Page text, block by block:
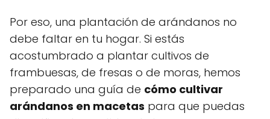
Por eso, una plantación de arándanos no
debe faltar en tu hogar. Si estás
acostumbrado a plantar cultivos de
frambuesas, de fresas o de moras, hemos
preparado una guía de cómo cultivar
arándanos en macetas para que puedas